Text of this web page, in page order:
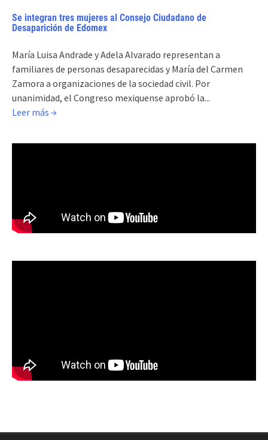
Se integran tres mujeres al Consejo Ciudadano de
Desaparición de Edomex
María Luisa Andrade y Adela Alvarado representan a
familiares de personas desaparecidas y María del Carmen
Zamora a organizaciones de la sociedad civil. Por
unanimidad, el Congreso mexiquense aprobó la...
Leer más →